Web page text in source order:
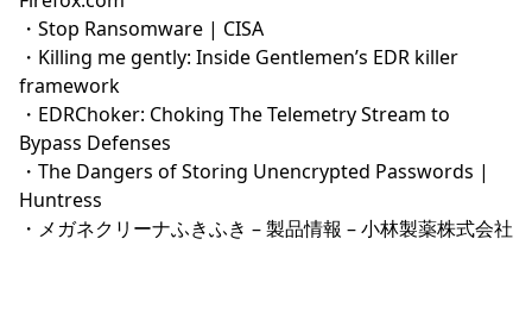
・ Stop Ransomware | CISA
・ Killing me gently: Inside Gentlemen’s EDR killer
framework
・ EDRChoker: Choking The Telemetry Stream to
Bypass Defenses
・ The Dangers of Storing Unencrypted Passwords |
Huntress
・ メガネクリーナふきふき – 製品情報 – 小林製薬株式会社